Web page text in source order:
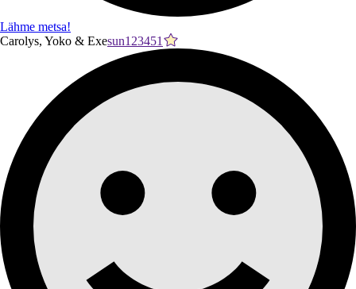
Lähme metsa!
Carolys, Yoko & Exesun123451